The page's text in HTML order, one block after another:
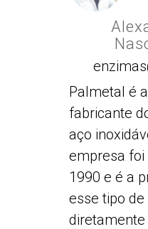
Palmetal é
fabricante
aço
empresa
1990 e é a
esse tipo